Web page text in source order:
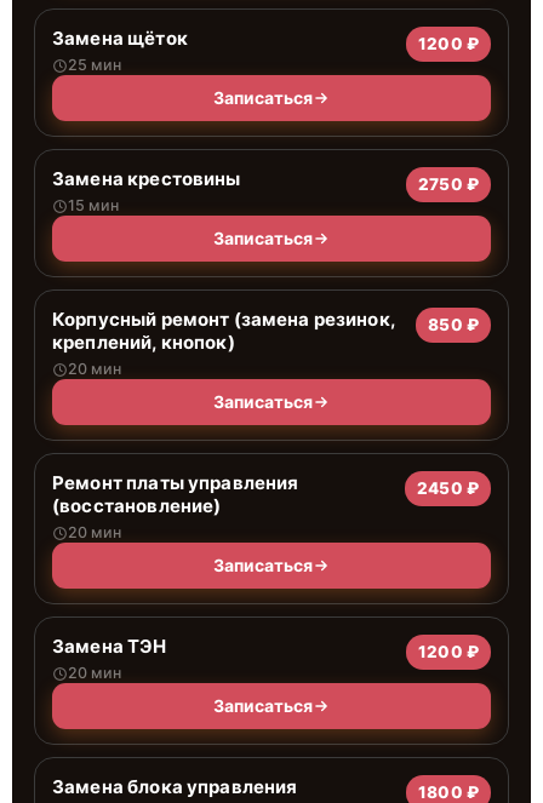
Замена щёток
25 мин
1200 ₽
Записаться
Замена крестовины
15 мин
2750 ₽
Записаться
Корпусный ремонт (замена резинок,
креплений, кнопок)
20 мин
850 ₽
Записаться
Ремонт платы управления
(восстановление)
20 мин
2450 ₽
Записаться
Замена ТЭН
20 мин
1200 ₽
Записаться
Замена блока управления 1800 ₽